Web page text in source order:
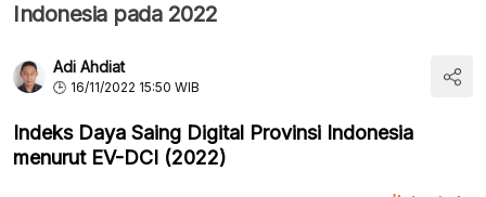
Indonesia pada 2022
Adi Ahdiat
16/11/2022 15:50 WIB
Indeks Daya Saing Digital Provinsi Indonesia
menurut EV-DCI (2022)